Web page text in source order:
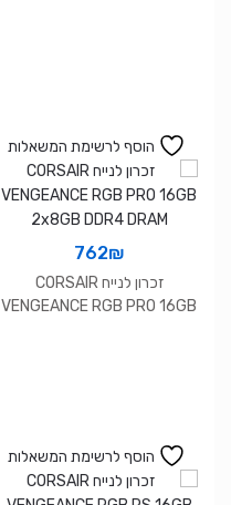
הוסף לרשימת המשאלות
762₪
זכרון לנייח CORSAIR
VENGEANCE RGB PRO 16GB
הוסף לרשימת המשאלות